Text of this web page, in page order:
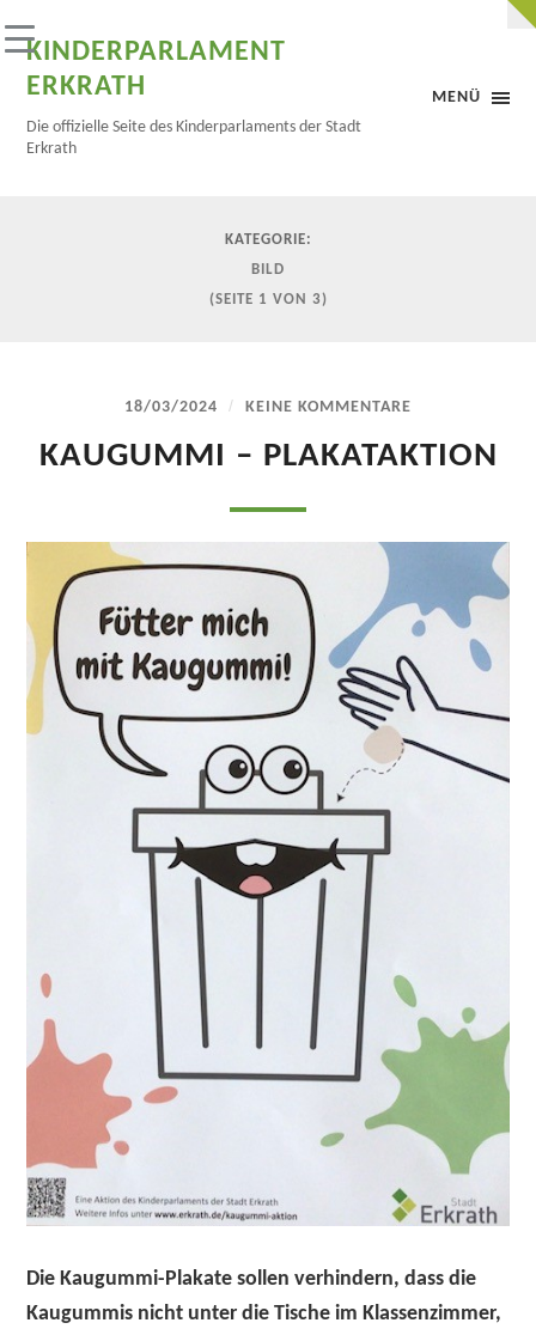
MENÜ
KINDERPARLAMENT
ERKRATH
Die offizielle Seite des Kinderparlaments der Stadt
Erkrath
KATEGORIE:
BILD
(SEITE 1 VON 3)
18/03/2024 / KEINE KOMMENTARE
KAUGUMMI – PLAKATAKTION
Die Kaugummi-Plakate sollen verhindern, dass die
Kaugummis nicht unter die Tische im Klassenzimmer,